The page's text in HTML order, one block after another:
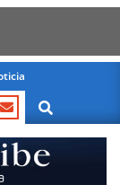
Search